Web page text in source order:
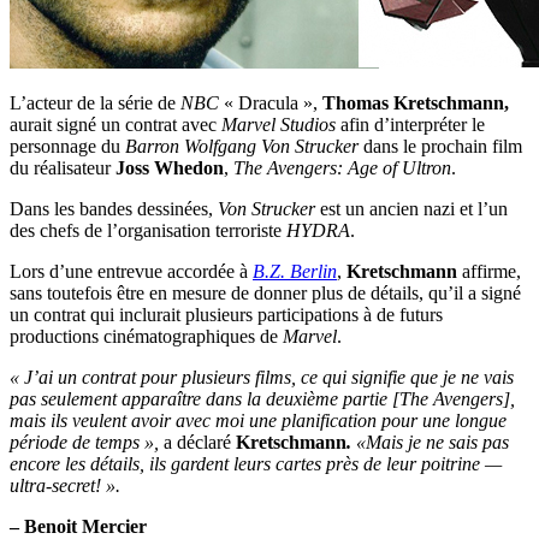
L’acteur de la série de NBC « Dracula », Thomas Kretschmann,
aurait signé un contrat avec Marvel Studios afin d’interpréter le
personnage du Barron Wolfgang Von Struckerdans le prochain film
du réalisateurJoss Whedon, The Avengers: Age of Ultron.
Dans les bandes dessinées, Von Struckerest un ancien nazi et l’un
des chefs de l’organisation terroriste HYDRA.
Lors d’une entrevue accordée à B.Z. Berlin, Kretschmann affirme,
sans toutefois être en mesure de donner plus de détails, qu’il a signé
un contrat qui inclurait plusieurs participations à de futurs
productions cinématographiques de Marvel.
« J’ai un contrat pour plusieurs films, ce qui signifie que je ne vais
pas seulement apparaître dans la deuxième partie [The Avengers],
mais ils veulent avoir avec moi une planification pour une longue
période de temps », a déclaré Kretschmann. «Mais je ne sais pas
encore les détails, ils gardent leurs cartes près de leur poitrine —
ultra-secret! ».
– Benoit Mercier